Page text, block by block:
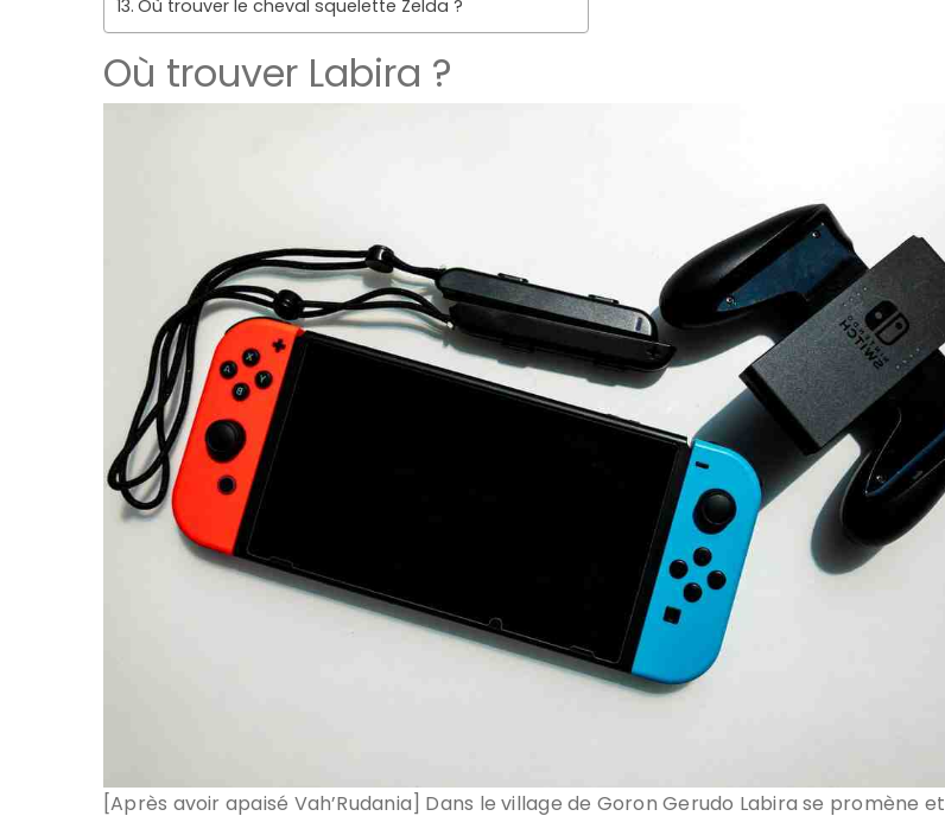
Où trouver le cheval squelette Zelda ?
Où trouver Labira ?
[Après avoir apaisé Vah’Rudania] Dans le village de Goron Gerudo Labira se promène et